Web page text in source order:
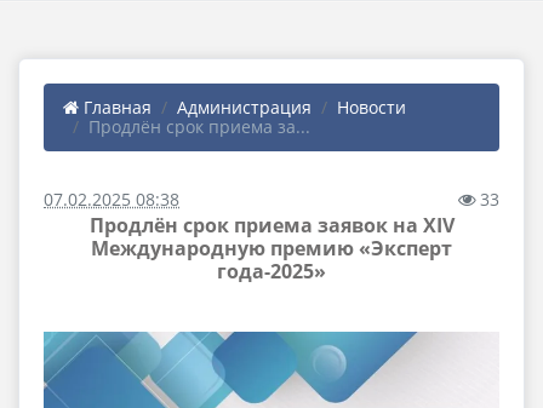
Главная Администрация
Новости
Продлён срок приема за...
07.02.2025 08:38 33
Продлён срок приема заявок на XIV
Международную премию «Эксперт
года-2025»